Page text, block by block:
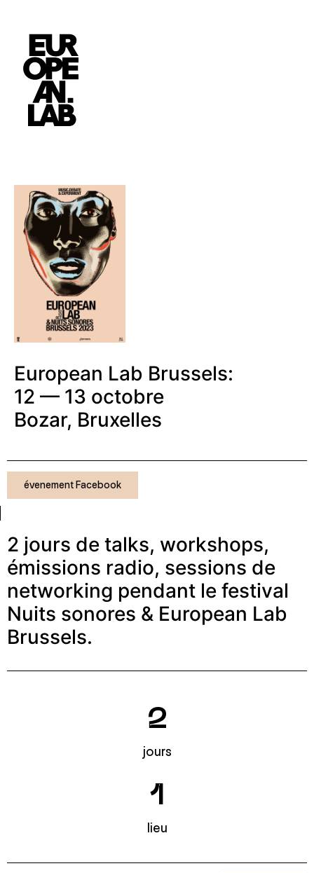
European Lab Brussels:
12 — 13 octobre
Bozar, Bruxelles
évenement Facebook
2 jours de talks, workshops,
émissions radio, sessions de
networking pendant le festival
Nuits sonores & European Lab
Brussels.
jours
2
lieu
1